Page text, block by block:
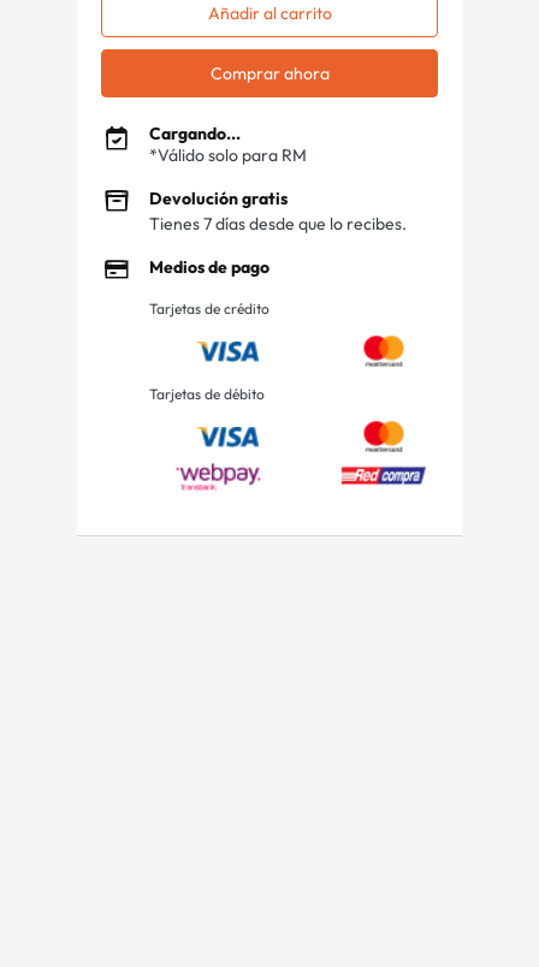
Añadir al carrito
Comprar ahora
Cargando...
*Válido solo para RM
Devolución gratis
Tienes 7 días desde que lo recibes.
Medios de pago
Tarjetas de crédito
Tarjetas de débito